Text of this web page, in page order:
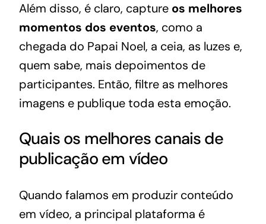
Além disso, é claro, capture os melhores
momentos dos eventos, como a
chegada do Papai Noel, a ceia, as luzes e,
quem sabe, mais depoimentos de
participantes. Então, filtre as melhores
imagens e publique toda esta emoção.
Quais os melhores canais de
publicação em vídeo
Quando falamos em produzir conteúdo
em vídeo, a principal plataforma é